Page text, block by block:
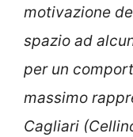
motivazione
spazio ad
per un
massimo
Cagliari